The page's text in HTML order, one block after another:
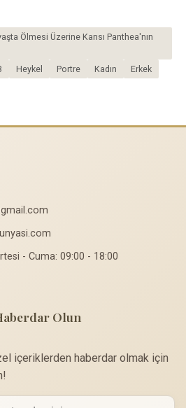
Ölmesi Üzerine Karısı Panthea'nın
Heykel Portre Kadın
Erkek
- Cuma: 09:00 - 18:00
Olun
içeriklerden haberdar olmak için